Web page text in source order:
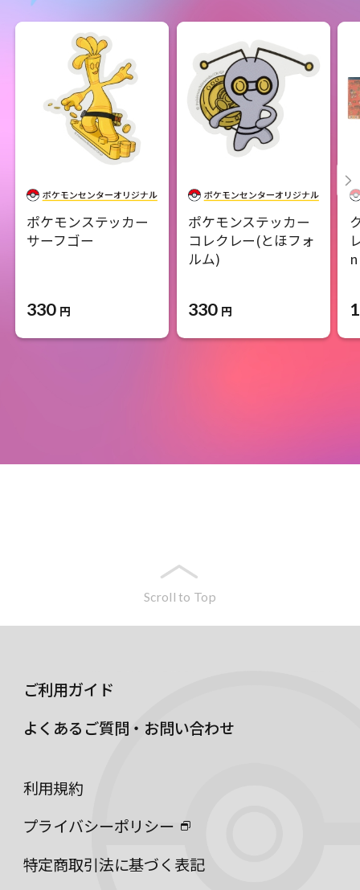
ポケモンステッカー
サーフゴー
330 円
ポケモンステッカー
コレクレー(とほフォ
ルム)
330 円
Scroll to Top
ご利用ガイド
よくあるご質問・お問い合わせ
利用規約
プライバシーポリシー
特定商取引法に基づく表記